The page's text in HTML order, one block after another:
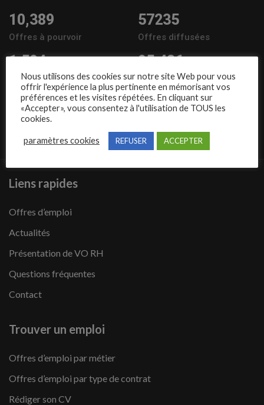
10,389
Offres à pourvoir
57235
Offres diffusées
1,504
Entreprises
95,486
Candidats
Nous suivre
Liens rapides
Offres d’emploi
Actualités
Présentation de VO RH
Questions fréquentes
Contact
Trouver un emploi
Offres d’emploi par métier
Offres d’emploi par type de contrat
Rédiger son CV
Nous utilisons des cookies sur notre site Web pour vous
offrir l'expérience la plus pertinente en mémorisant vos
préférences et les visites répétées. En cliquant sur
«Accepter», vous consentez à l'utilisation de TOUS les
cookies.
paramètres cookies REFUSER ACCEPTER